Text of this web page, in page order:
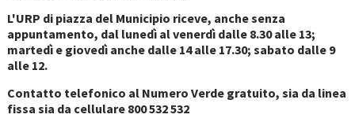
L'URP di piazza del Municipio riceve, anche senza
appuntamento, dal lunedì al venerdì dalle 8.30 alle 13;
martedì e giovedì anche dalle 14 alle 17.30; sabato dalle 9
alle 12.
Contatto telefonico al Numero Verde gratuito, sia da linea
fissa sia da cellulare 800 532 532